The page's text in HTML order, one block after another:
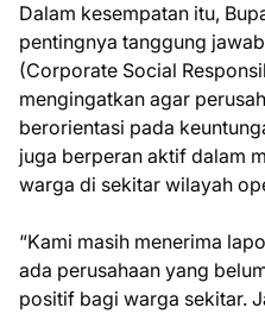
Dalam kesempatan itu,
pentingnya tanggung
(Corporate Social
mengingatkan agar
berorientasi pada
juga berperan aktif dalam
warga di sekitar wilayah
“Kami masih menerima
ada perusahaan yang
positif bagi warga sekitar.